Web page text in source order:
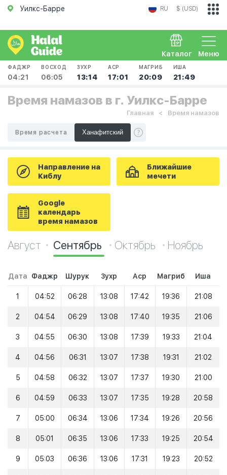
Уилкс-Барре RU $ (USD)
Меню
Каталог
ФАДЖР
04:21
ВОСХОД
06:05
ЗУХР
13:14
АСР
17:01
МАГРИБ
20:09
ИША
21:49
Время намазов в г. Уилкс-Барре
Главная Время намазов
Время расчета
Направление на
Киблу
Ближайшие
мечети
Google
календарь
время намазов
Август Сентябрь Октябрь Ноябрь
Дата Фаджр Шурук Зухр Аср Магриб Иша
1 04:52 06:28 13:08 17:42 19:36 21:08
2 04:54 06:29 13:08 17:40 19:35 21:06
3 04:55 06:30 13:08 17:39 19:33 21:04
4 04:56 06:31 13:07 17:38 19:31 21:02
5 04:58 06:32 13:07 17:37 19:30 21:00
6 04:59 06:33 13:07 17:35 19:28 20:58
7 05:00 06:34 13:06 17:34 19:26 20:56
8 05:01 06:35 13:06 17:33 19:25 20:54
9 05:03 06:36 13:06 17:31 19:23 20:52